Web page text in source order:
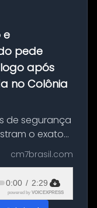
e
pede
após
no Colônia
de segurança
o exato
da
O crime
cm7brasil.com
0:00 / 2:29
powered by VOICEXPRESS